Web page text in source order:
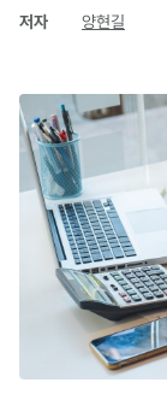
저자 양현길